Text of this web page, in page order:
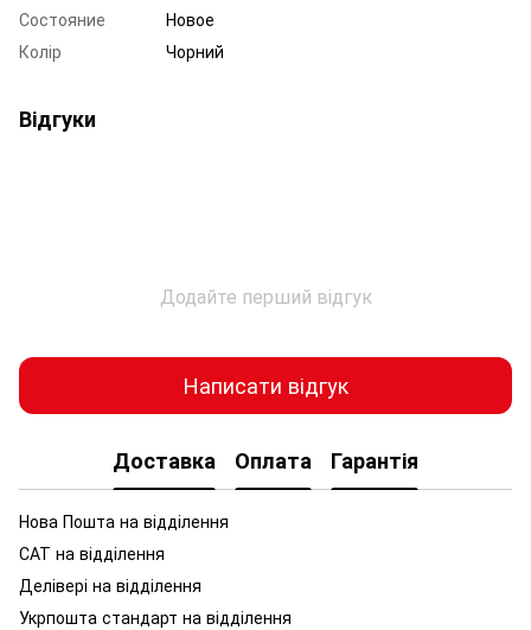
Состояние
Новое
Колір
Чорний
Відгуки
Додайте перший відгук
Написати відгук
Доставка Оплата Гарантія
Нова Пошта на відділення
САТ на відділення
Делівері на відділення
Укрпошта стандарт на відділення